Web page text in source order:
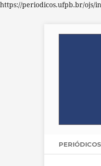
https://periodicos.ufpb.br/ojs/